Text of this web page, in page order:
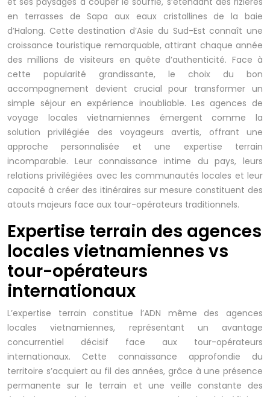
en terrasses de Sapa aux eaux cristallines de la baie
d’Halong. Cette destination d’Asie du Sud-Est connaît une
croissance touristique remarquable, attirant chaque année
des millions de visiteurs en quête d’authenticité. Face à
cette popularité grandissante, le choix du bon
accompagnement devient crucial pour transformer un
simple séjour en expérience inoubliable. Les agences de
voyage locales vietnamiennes émergent comme la
solution privilégiée des voyageurs avertis, offrant une
approche personnalisée et une expertise terrain
incomparable. Leur connaissance intime du pays, leurs
relations privilégiées avec les communautés locales et leur
capacité à créer des itinéraires sur mesure constituent des
atouts majeurs face aux tour-opérateurs traditionnels.
Expertise terrain des agences
locales vietnamiennes vs
tour-opérateurs
internationaux
L’expertise terrain constitue l’ADN même des agences
locales vietnamiennes, représentant un avantage
concurrentiel décisif face aux tour-opérateurs
internationaux. Cette connaissance approfondie du
territoire s’acquiert au fil des années, grâce à une présence
permanente sur le terrain et une veille constante des